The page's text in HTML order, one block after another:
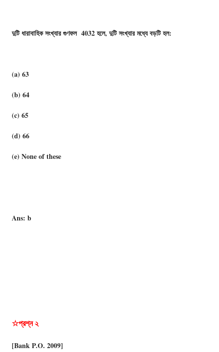
দুটি ধারাবাহিক সংখ্যার গুণফল 4032 হলে, দুটি সংখ্যার মধ্যে বড়টি হল:
(a) 63
(b) 64
(c) 65
(d) 66
(e) None of these
Ans: b
☆প্রশ্ন ২
[Bank P.O. 2009]